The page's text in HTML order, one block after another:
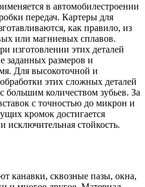
в автомобилестроении
передач. Картеры для
как правило, из
или магниевых сплавов.
изготовлении этих деталей
заданных размеров и
Для высокоточной и
этих сложных деталей
количеством зубьев. За
с точностью до микрон и
кромок достигается
исключительная стойкость.
канавки, сквозные пазы, окна,